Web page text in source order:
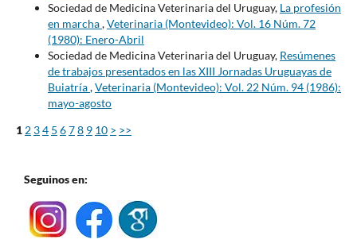
Sociedad de Medicina Veterinaria del Uruguay, La profesión
en marcha,Veterinaria (Montevideo): Vol. 16 Núm. 72
(1980): Enero-Abril
Sociedad de Medicina Veterinaria del Uruguay, Resúmenes
de trabajos presentados en las XIII Jornadas Uruguayas de
Buiatría,Veterinaria (Montevideo): Vol. 22 Núm. 94 (1986):
mayo-agosto
1 2 34 5 678 9 10 > >>
Seguinos en: